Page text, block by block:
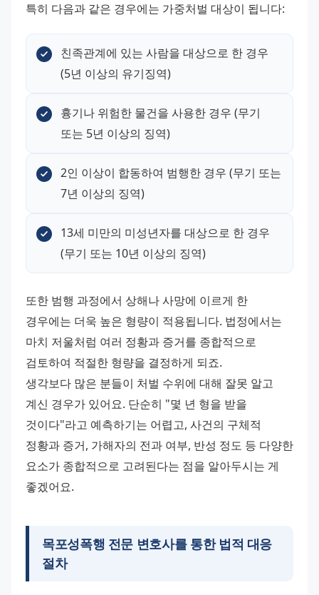
특히 다음과 같은 경우에는 가중처벌 대상이 됩니다:
친족관계에 있는 사람을 대상으로 한 경우
(5년 이상의 유기징역)
흉기나 위험한 물건을 사용한 경우 (무기
또는 5년 이상의 징역)
2인 이상이 합동하여 범행한 경우 (무기 또는
7년 이상의 징역)
13세 미만의 미성년자를 대상으로 한 경우
(무기 또는 10년 이상의 징역)
또한 범행 과정에서 상해나 사망에 이르게 한
경우에는 더욱 높은 형량이 적용됩니다. 법정에서는
마치 저울처럼 여러 정황과 증거를 종합적으로
검토하여 적절한 형량을 결정하게 되죠.
생각보다 많은 분들이 처벌 수위에 대해 잘못 알고
계신 경우가 있어요. 단순히 "몇 년 형을 받을
것이다"라고 예측하기는 어렵고, 사건의 구체적
정황과 증거, 가해자의 전과 여부, 반성 정도 등 다양한
요소가 종합적으로 고려된다는 점을 알아두시는 게
좋겠어요.
목포성폭행 전문 변호사를 통한 법적 대응
절차